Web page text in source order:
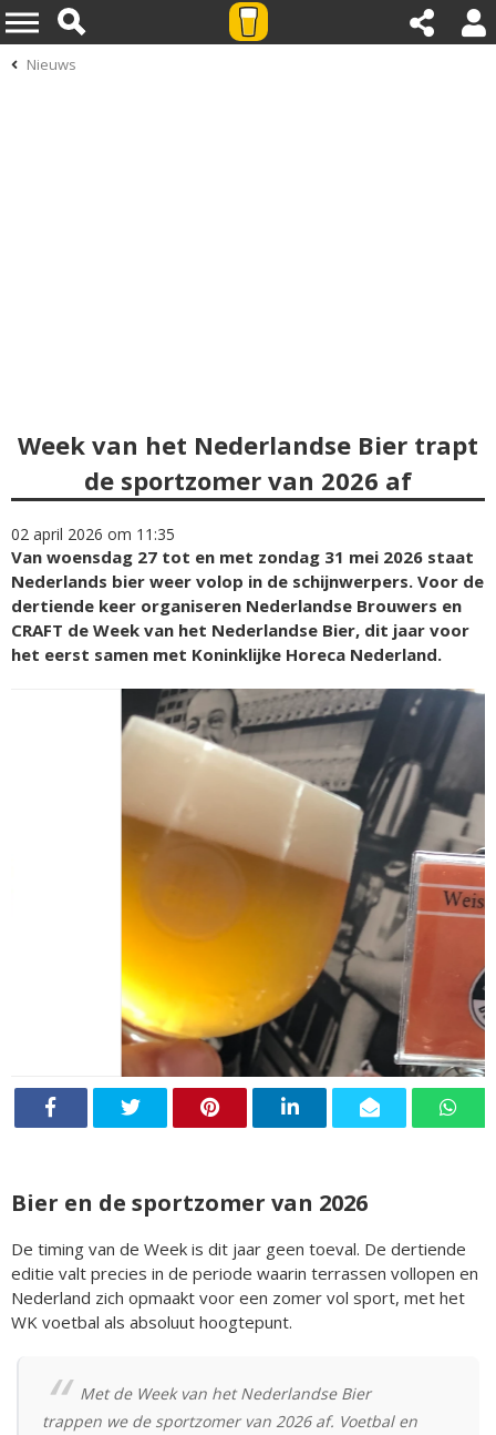
Nieuws
Week van het Nederlandse Bier trapt
de sportzomer van 2026 af
02 april 2026 om 11:35
Van woensdag 27 tot en met zondag 31 mei 2026 staat
Nederlands bier weer volop in de schijnwerpers. Voor de
dertiende keer organiseren Nederlandse Brouwers en
CRAFT de Week van het Nederlandse Bier, dit jaar voor
het eerst samen met Koninklijke Horeca Nederland.
Bier en de sportzomer van 2026
De timing van de Week is dit jaar geen toeval. De dertiende
editie valt precies in de periode waarin terrassen vollopen en
Nederland zich opmaakt voor een zomer vol sport, met het
WK voetbal als absoluut hoogtepunt.
Met de Week van het Nederlandse Bier
trappen we de sportzomer van 2026 af. Voetbal en